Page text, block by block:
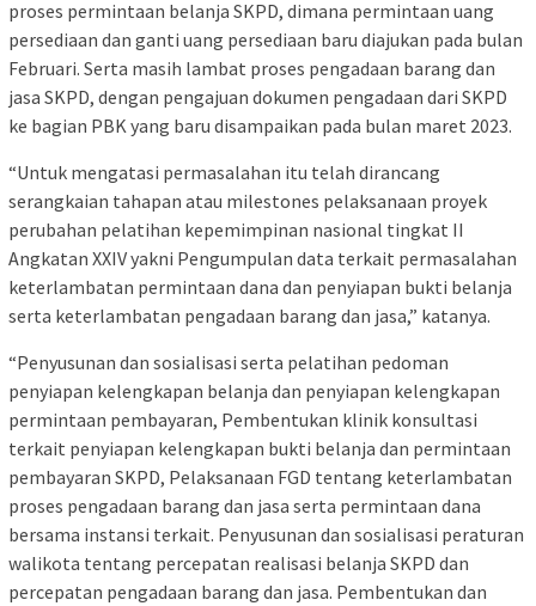
proses permintaan belanja SKPD, dimana permintaan uang
persediaan dan ganti uang persediaan baru diajukan pada bulan
Februari. Serta masih lambat proses pengadaan barang dan
jasa SKPD, dengan pengajuan dokumen pengadaan dari SKPD
ke bagian PBK yang baru disampaikan pada bulan maret 2023.
“Untuk mengatasi permasalahan itu telah dirancang
serangkaian tahapan atau milestones pelaksanaan proyek
perubahan pelatihan kepemimpinan nasional tingkat II
Angkatan XXIV yakni Pengumpulan data terkait permasalahan
keterlambatan permintaan dana dan penyiapan bukti belanja
serta keterlambatan pengadaan barang dan jasa,” katanya.
“Penyusunan dan sosialisasi serta pelatihan pedoman
penyiapan kelengkapan belanja dan penyiapan kelengkapan
permintaan pembayaran, Pembentukan klinik konsultasi
terkait penyiapan kelengkapan bukti belanja dan permintaan
pembayaran SKPD, Pelaksanaan FGD tentang keterlambatan
proses pengadaan barang dan jasa serta permintaan dana
bersama instansi terkait. Penyusunan dan sosialisasi peraturan
walikota tentang percepatan realisasi belanja SKPD dan
percepatan pengadaan barang dan jasa. Pembentukan dan